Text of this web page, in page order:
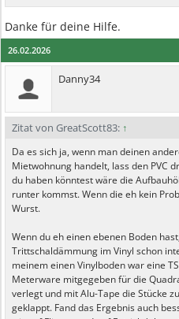
Danke für deine Hilfe.
26.02.2026
Danny34
Zitat von GreatScott83: ↑
Da es sich ja, wenn man deinen
Mietwohnung handelt, lass den PVC
du haben könntest wäre die
runter kommst. Wenn die eh kein
Wurst.
Wenn du eh einen ebenen Boden
Trittschaldämmung im Vinyl schon
meinem einen Vinylboden war eine
Meterware mitgegeben für die
verlegt und mit Alu-Tape die Stücke
geklappt. Fand das Ergebnis auch